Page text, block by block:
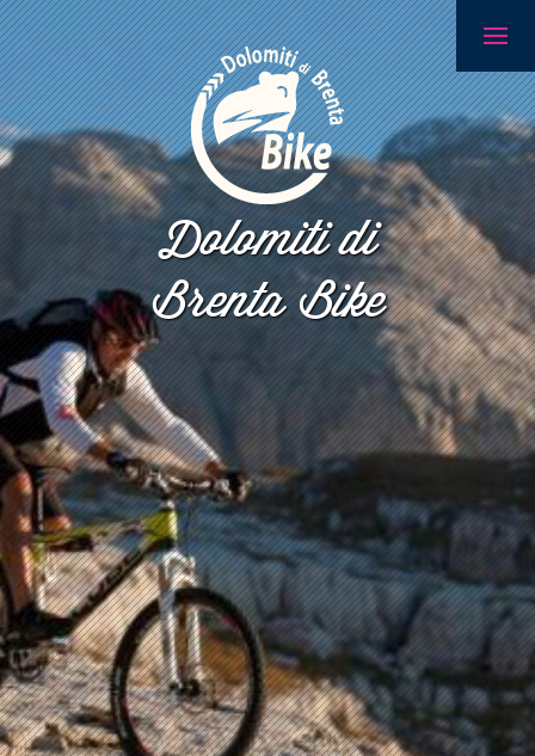
Dolomiti di
Brenta Bike